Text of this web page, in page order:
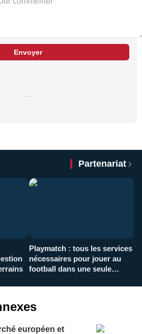
Envoyer
Partenariat
Playmatch : tous les services
nécessaires pour jouer au
football dans une seule
européen et